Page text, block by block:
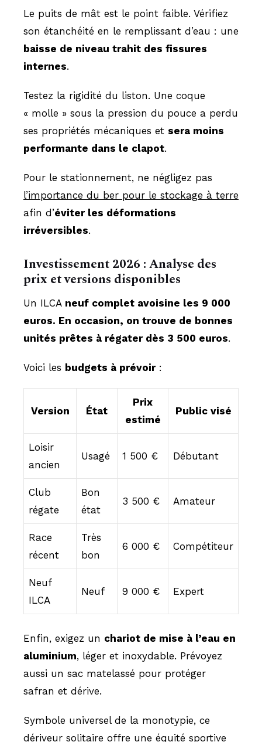
Le puits de mât est le point faible. Vérifiez
son étanchéité en le remplissant d’eau : une
baisse de niveau trahit des fissures
internes.
Testez la rigidité du liston. Une coque
« molle » sous la pression du pouce a perdu
ses propriétés mécaniques et sera moins
performante dans le clapot.
Pour le stationnement, ne négligez pas
l’importance du ber pour le stockage à terre
afin d’éviter les déformations
irréversibles.
Investissement 2026 : Analyse des
prix et versions disponibles
Un ILCA neuf complet avoisine les 9 000
euros. En occasion, on trouve de bonnes
unités prêtes à régater dès 3 500 euros.
Voici les budgets à prévoir:
Version État
Prix
estimé
Public visé
Loisir
ancien
Usagé 1 500 € Débutant
Club
régate
Bon
état
3 500 € Amateur
Race
récent
Très
bon
6 000 € Compétiteur
Neuf
ILCA
Neuf 9 000 € Expert
Enfin, exigez un chariot de mise à l’eau en
aluminium, léger et inoxydable. Prévoyez
aussi un sac matelassé pour protéger
safran et dérive.
Symbole universel de la monotypie, ce
dériveur solitaire offre une équité sportive